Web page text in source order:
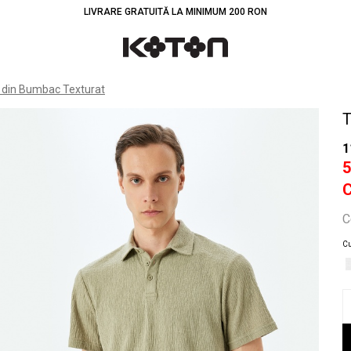
LIVRARE GRATUITĂ LA MINIMUM 200 RON
din Bumbac Texturat